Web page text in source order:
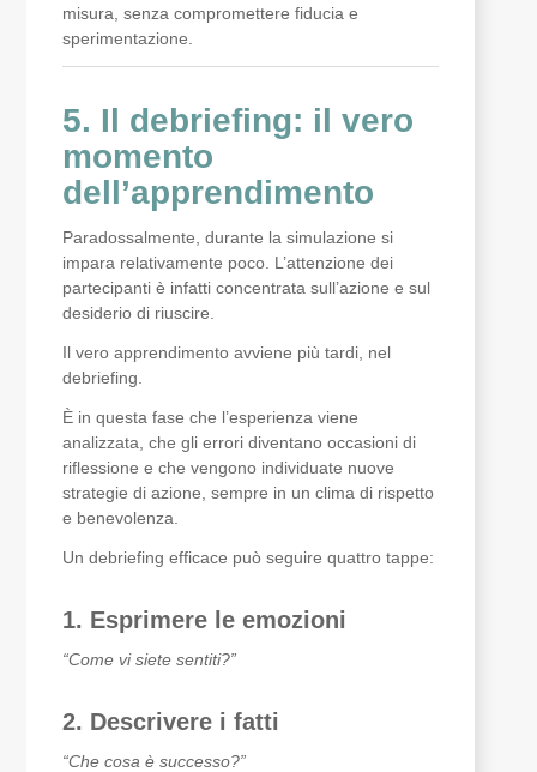
misura, senza compromettere fiducia e
sperimentazione.
5. Il debriefing: il vero
momento
dell’apprendimento
Paradossalmente, durante la simulazione si
impara relativamente poco. L’attenzione dei
partecipanti è infatti concentrata sull’azione e sul
desiderio di riuscire.
Il vero apprendimento avviene più tardi, nel
debriefing.
È in questa fase che l’esperienza viene
analizzata, che gli errori diventano occasioni di
riflessione e che vengono individuate nuove
strategie di azione, sempre in un clima di rispetto
e benevolenza.
Un debriefing efficace può seguire quattro tappe:
1. Esprimere le emozioni
“Come vi siete sentiti?”
2. Descrivere i fatti
“Che cosa è successo?”